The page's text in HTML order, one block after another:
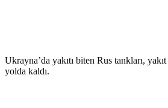
Ukrayna’da yakıtı biten Rus tankları,
yolda kaldı.